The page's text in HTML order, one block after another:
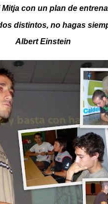
con un plan de
distintos, no hagas
Albert Einstein